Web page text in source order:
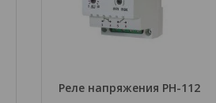
Реле напряжения РН-112